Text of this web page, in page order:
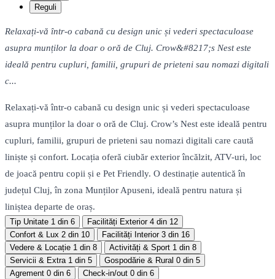
Reguli
Relaxați-vă într-o cabană cu design unic și vederi spectaculoase
asupra munților la doar o oră de Cluj. Crow&#8217;s Nest este
ideală pentru cupluri, familii, grupuri de prieteni sau nomazi digitali
c...
Relaxați-vă într-o cabană cu design unic și vederi spectaculoase
asupra munților la doar o oră de Cluj. Crow’s Nest este ideală pentru
cupluri, familii, grupuri de prieteni sau nomazi digitali care caută
liniște și confort. Locația oferă ciubăr exterior încălzit, ATV-uri, loc
de joacă pentru copii și e Pet Friendly. O destinație autentică în
județul Cluj, în zona Munților Apuseni, ideală pentru natura și
liniștea departe de oraș.
Tip Unitate 1 din 6 Facilități Exterior 4 din 12
Confort & Lux 2 din 10 Facilități Interior 3 din 16
Vedere & Locație 1 din 8 Activități & Sport 1 din 8
Servicii & Extra 1 din 5 Gospodărie & Rural 0 din 5
Agrement 0 din 6 Check-in/out 0 din 6